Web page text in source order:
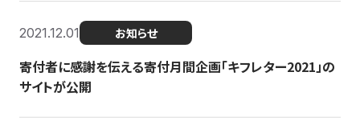
2021.12.01 お知らせ
寄付者に感謝を伝える寄付月間企画「キフレター2021」の
サイトが公開